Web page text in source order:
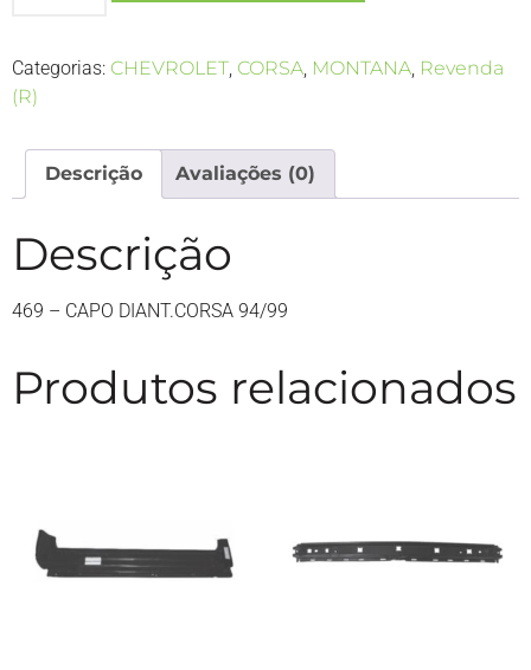
Categorias: CHEVROLET, CORSA, MONTANA, Revenda
(R)
Descrição Avaliações (0)
Descrição
469 – CAPO DIANT.CORSA 94/99
Produtos relacionados